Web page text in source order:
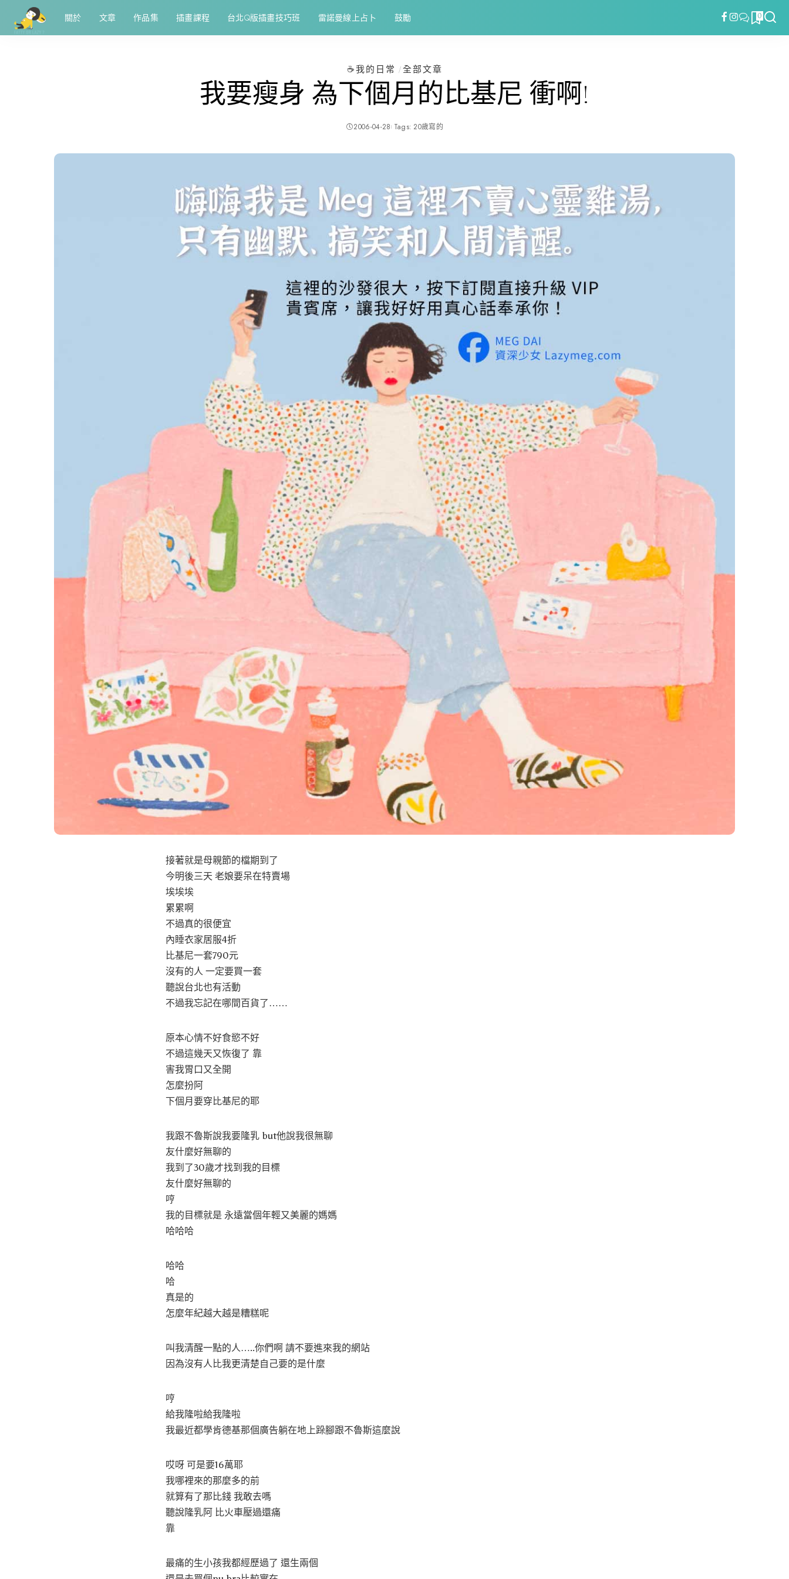
關於 文章 作品集 插畫課程 台北Q版插畫技巧班 雷諾曼線上占卜 鼓勵 0
☕️我的日常 全部文章
我要瘦身 為下個月的比基尼 衝啊!
2006-04-28 Tags: 20歲寫的
接著就是母親節的檔期到了
今明後三天 老娘要呆在特賣場
埃埃埃
累累啊
不過真的很便宜
內睡衣家居服4折
比基尼一套790元
沒有的人 一定要買一套
聽說台北也有活動
不過我忘記在哪間百貨了……
原本心情不好食慾不好
不過這幾天又恢復了 靠
害我胃口又全開
怎麼扮阿
下個月要穿比基尼的耶
我跟不魯斯說我要隆乳 but他說我很無聊
友什麼好無聊的
我到了30歲才找到我的目標
友什麼好無聊的
哼
我的目標就是 永遠當個年輕又美麗的媽媽
哈哈哈
哈哈
哈
真是的
怎麼年紀越大越是糟糕呢
叫我清醒一點的人…..你們啊 請不要進來我的網站
因為沒有人比我更清楚自己要的是什麼
哼
給我隆啦給我隆啦
我最近都學肯德基那個廣告躺在地上跺腳跟不魯斯這麼說
哎呀 可是要16萬耶
我哪裡來的那麼多的前
就算有了那比錢 我敢去嗎
聽說隆乳阿 比火車壓過還痛
靠
最痛的生小孩我都經歷過了 還生兩個